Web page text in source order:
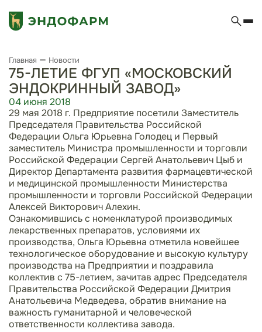
Главная Новости
75-ЛЕТИЕ ФГУП «МОСКОВСКИЙ
ЭНДОКРИННЫЙ ЗАВОД»
04 июня 2018
29 мая 2018 г. Предприятие посетили Заместитель
Председателя Правительства Российской
Федерации Ольга Юрьевна Голодец и Первый
заместитель Министра промышленности и торговли
Российской Федерации Сергей Анатольевич Цыб и
Директор Департамента развития фармацевтической
и медицинской промышленности Министерства
промышленности и торговли Российской Федерации
Алексей Викторович Алехин.
Ознакомившись с номенклатурой производимых
лекарственных препаратов, условиями их
производства, Ольга Юрьевна отметила новейшее
технологическое оборудование и высокую культуру
производства на Предприятии и поздравила
коллектив с 75-летием, зачитав адрес Председателя
Правительства Российской Федерации Дмитрия
Анатольевича Медведева, обратив внимание на
важность гуманитарной и человеческой
ответственности коллектива завода.